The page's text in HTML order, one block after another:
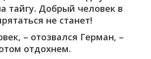
тайгу. Добрый человек в
не станет!
– отозвался Герман, –
отдохнем.